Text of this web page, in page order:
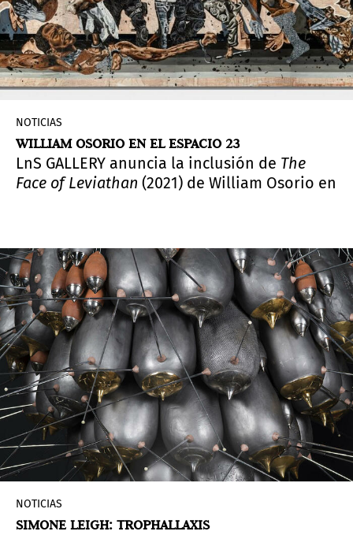
NOTICIAS
WILLIAM OSORIO EN EL ESPACIO 23
LnS GALLERY anuncia la inclusión de The
Face of Leviathan (2021) de William Osorio en
del verano mientras que en su composición
cita elGuernicade Picasso (1937), fue
adquirida por la colección privada y se
estrenará a principios de este año.
NOTICIAS
SIMONE LEIGH: TROPHALLAXIS